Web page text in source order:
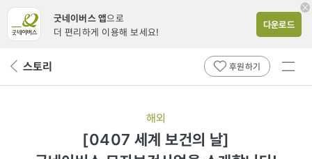
굿네이버스 앱으로
더 편리하게 이용해 보세요!
다운로드
뒤 스토리 후원하기
전체
해외
[0407 세계 보건의 날]